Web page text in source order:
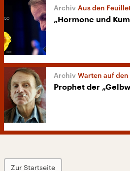
Aus den
„Hormone und
Warten auf
Prophet der
Zur Startseite